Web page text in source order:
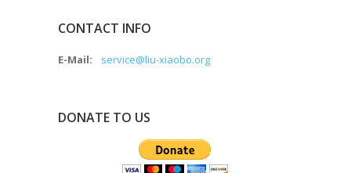
CONTACT INFO
E-Mail: service@liu-xiaobo.org
DONATE TO US